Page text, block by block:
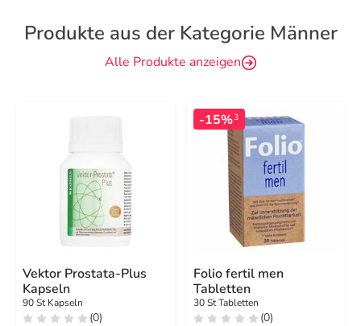
Produkte aus der Kategorie Männer
Alle Produkte anzeigen
Vektor Prostata-Plus
Kapseln
90 St Kapseln
(0)
-15%3
Folio fertil men
Tabletten
30 St Tabletten
(0)